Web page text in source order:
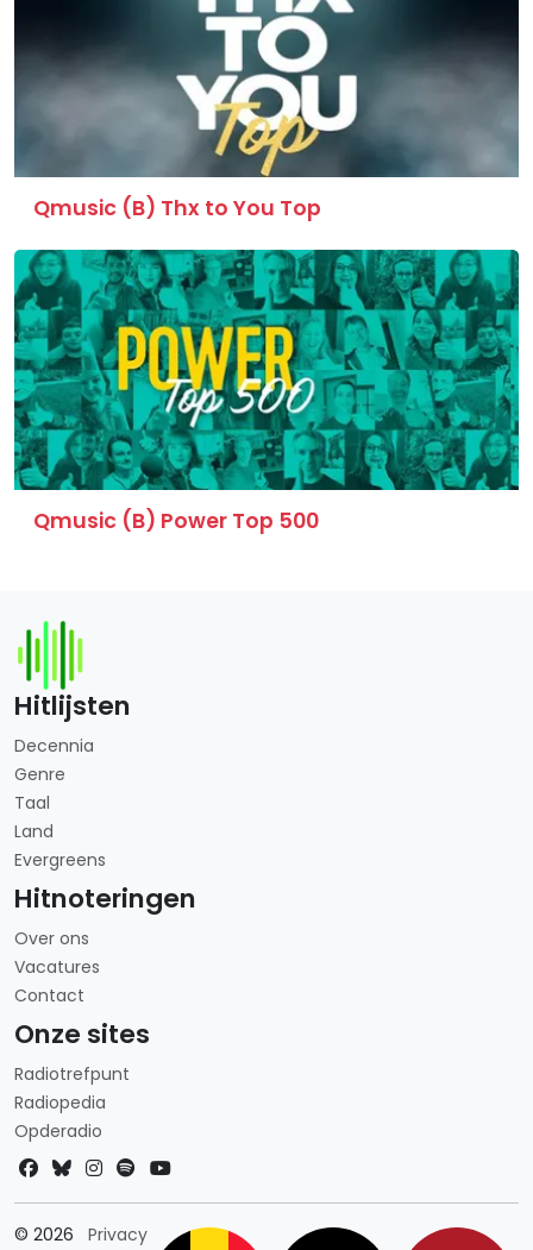
Qmusic (B) Thx to You Top
Qmusic (B) Power Top 500
Hitlijsten
Decennia
Genre
Taal
Land
Evergreens
Hitnoteringen
Over ons
Vacatures
Contact
Onze sites
Radiotrefpunt
Radiopedia
Opderadio
© 2026
PrivacyLandkeuze